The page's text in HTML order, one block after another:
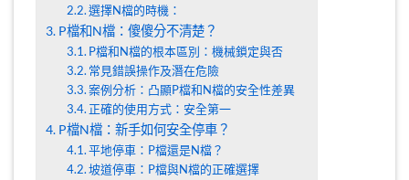
選擇N檔的時機：
P檔和N檔：傻傻分不清楚？
P檔和N檔的根本區別：機械鎖定與否
常見錯誤操作及潛在危險
案例分析：凸顯P檔和N檔的安全性差異
正確的使用方式：安全第一
P檔N檔：新手如何安全停車？
平地停車：P檔還是N檔？
坡道停車：P檔與N檔的正確選擇